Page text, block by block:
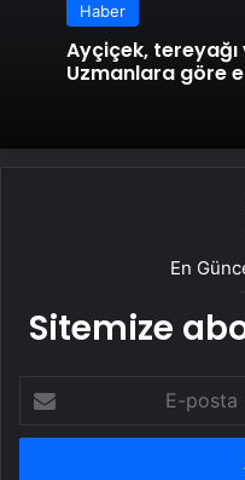
Haber
Ayçiçek,
Uzmanlara göre
En
Sitemize
posta
adresinizi